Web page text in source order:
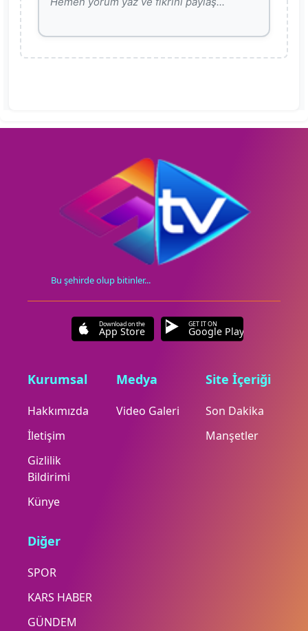
Bu şehirde olup bitinler...
Download on the
App Store
GET IT ON
Google Play
Kurumsal
Hakkımızda
İletişim
Gizlilik
Bildirimi
Künye
Medya
Video Galeri
Site İçeriği
Son Dakika
Manşetler
Diğer
SPOR
KARS HABER
GÜNDEM